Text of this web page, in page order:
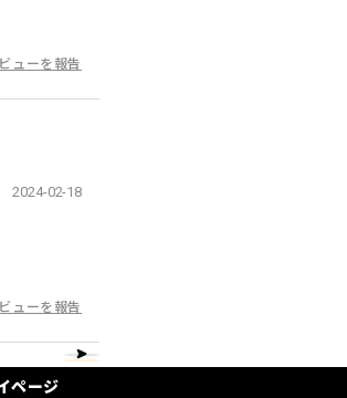
ューを報告
2024-02-18
ューを報告
ページ